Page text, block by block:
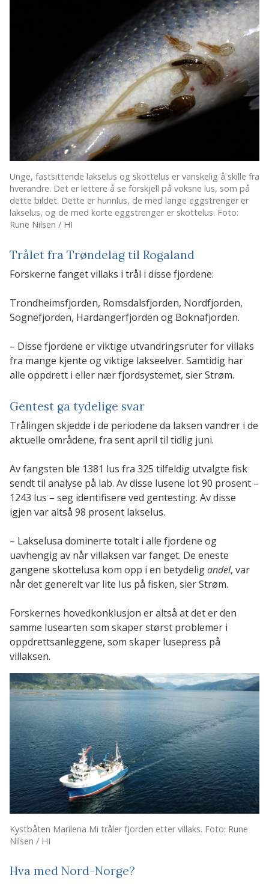
Unge, fastsittende lakselus og skottelus er vanskelig å skille fra
hverandre. Det er lettere å se forskjell på voksne lus, som på
dette bildet. Dette er hunnlus, de med lange eggstrenger er
lakselus, og de med korte eggstrenger er skottelus. Foto:
Rune Nilsen / HI
Trålet fra Trøndelag til Rogaland
Forskerne fanget villaks i trål i disse fjordene:
Trondheimsfjorden, Romsdalsfjorden, Nordfjorden,
Sognefjorden, Hardangerfjorden og Boknafjorden.
– Disse fjordene er viktige utvandringsruter for villaks
fra mange kjente og viktige lakseelver. Samtidig har
alle oppdrett i eller nær fjordsystemet, sier Strøm.
Gentest ga tydelige svar
Trålingen skjedde i de periodene da laksen vandrer i de
aktuelle områdene, fra sent april til tidlig juni.
Av fangsten ble 1381 lus fra 325 tilfeldig utvalgte fisk
sendt til analyse på lab. Av disse lusene lot 90 prosent –
1243 lus – seg identifisere ved gentesting. Av disse
igjen var altså 98 prosent lakselus.
– Lakselusa dominerte totalt i alle fjordene og
uavhengig av når villaksen var fanget. De eneste
gangene skottelusa kom opp i en betydeligandel, var
når det generelt var lite lus på fisken, sier Strøm.
Forskernes hovedkonklusjon er altså at det er den
samme lusearten som skaper størst problemer i
oppdrettsanleggene, som skaper lusepress på
villaksen.
Kystbåten Marilena Mi tråler fjorden etter villaks. Foto: Rune
Nilsen / HI
Hva med Nord-Norge?